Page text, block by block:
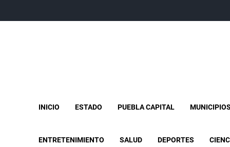
INICIO ESTADO PUEBLA CAPITAL MUNICIPIOS
ENTRETENIMIENTO SALUD DEPORTES